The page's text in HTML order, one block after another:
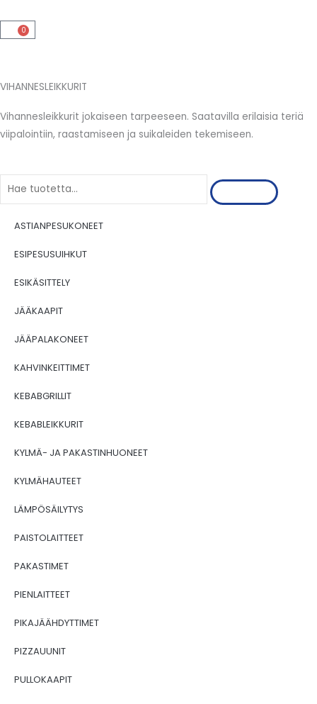
sisältöön
0
Cart
VIHANNESLEIKKURIT
Vihannesleikkurit jokaiseen tarpeeseen. Saatavilla erilaisia teriä
viipalointiin, raastamiseen ja suikaleiden tekemiseen.
Search
ASTIANPESUKONEET
ESIPESUSUIHKUT
ESIKÄSITTELY
JÄÄKAAPIT
JÄÄPALAKONEET
KAHVINKEITTIMET
KEBABGRILLIT
KEBABLEIKKURIT
KYLMÄ- JA PAKASTINHUONEET
KYLMÄHAUTEET
LÄMPÖSÄILYTYS
PAISTOLAITTEET
PAKASTIMET
PIENLAITTEET
PIKAJÄÄHDYTTIMET
PIZZAUUNIT
PULLOKAAPIT